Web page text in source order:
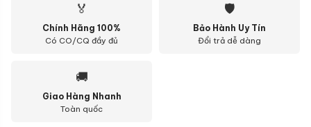
🏅
Chính Hãng 100%
Có CO/CQ đầy đủ
🛡
Bảo Hành Uy Tín
Đổi trả dễ dàng
🚚
Giao Hàng Nhanh
Toàn quốc